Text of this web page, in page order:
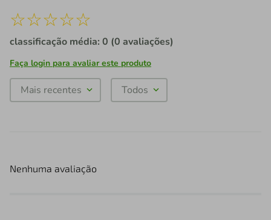
☆☆☆☆☆
classificação média: 0 (0 avaliações)
Faça login para avaliar este produto
Mais recentes Todos
Nenhuma avaliação